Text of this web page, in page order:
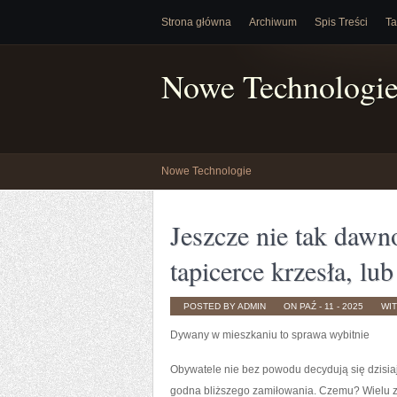
Strona główna Archiwum Spis Treści
Nowe
Nowe Technologie
Jeszcze nie tak
tapicerce krzesła,
POSTED BY ADMIN ON PAŹ - 11 - 2025
Dywany w mieszkaniu to sprawa wybitnie
Obywatele nie bez powodu decydują się
godna bliższego zamiłowania. Czemu?